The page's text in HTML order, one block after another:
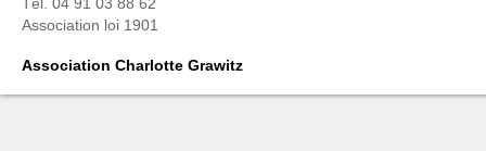
Association loi 1901
Association Charlotte Grawitz